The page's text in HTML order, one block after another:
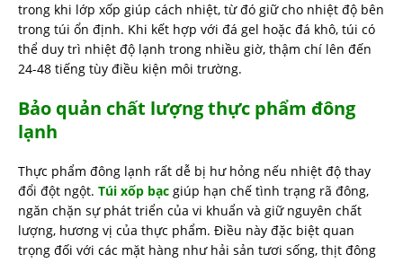
trong khi lớp xốp giúp cách nhiệt, từ đó giữ cho nhiệt độ bên
trong túi ổn định. Khi kết hợp với đá gel hoặc đá khô, túi có
thể duy trì nhiệt độ lạnh trong nhiều giờ, thậm chí lên đến
24-48 tiếng tùy điều kiện môi trường.
Bảo quản chất lượng thực phẩm đông
lạnh
Thực phẩm đông lạnh rất dễ bị hư hỏng nếu nhiệt độ thay
đổi đột ngột. Túi xốp bạc giúp hạn chế tình trạng rã đông,
ngăn chặn sự phát triển của vi khuẩn và giữ nguyên chất
lượng, hương vị của thực phẩm. Điều này đặc biệt quan
trọng đối với các mặt hàng như hải sản tươi sống, thịt đông